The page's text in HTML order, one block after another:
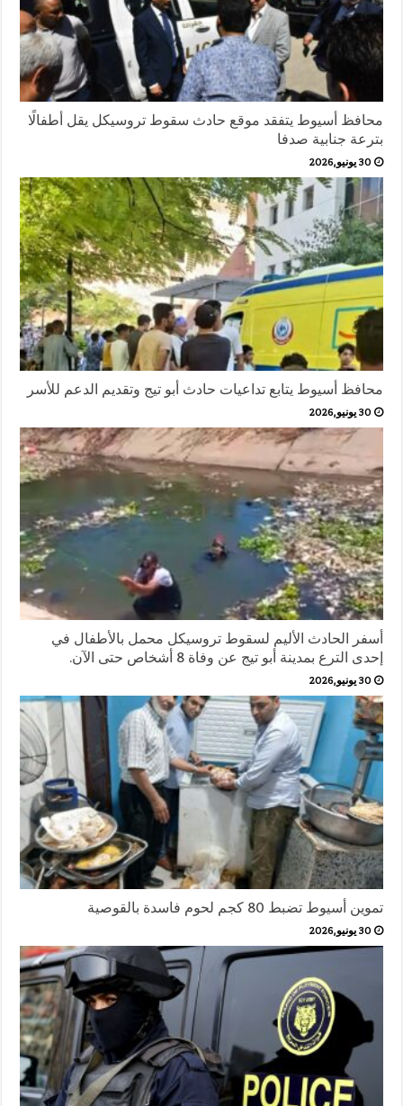
محافظ أسيوط يتفقد موقع حادث سقوط تروسيكل يقل أطفالًا
بترعة جنابية صدفا
30 يونيو,2026
محافظ أسيوط يتابع تداعيات حادث أبو تيج وتقديم الدعم للأسر
30 يونيو,2026
أسفر الحادث الأليم لسقوط تروسيكل محمل بالأطفال في
إحدى الترع بمدينة أبو تيج عن وفاة 8 أشخاص حتى الآن.
30 يونيو,2026
تموين أسيوط تضبط 80 كجم لحوم فاسدة بالقوصية
30 يونيو,2026